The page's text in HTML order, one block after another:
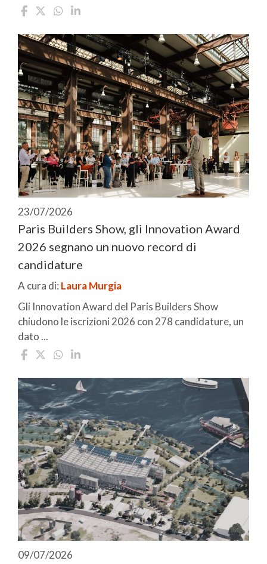
23/07/2026
Paris Builders Show, gli Innovation Award
2026 segnano un nuovo record di
candidature
A cura di: Laura Murgia
Gli Innovation Award del Paris Builders Show
chiudono le iscrizioni 2026 con 278 candidature, un
dato ...
09/07/2026